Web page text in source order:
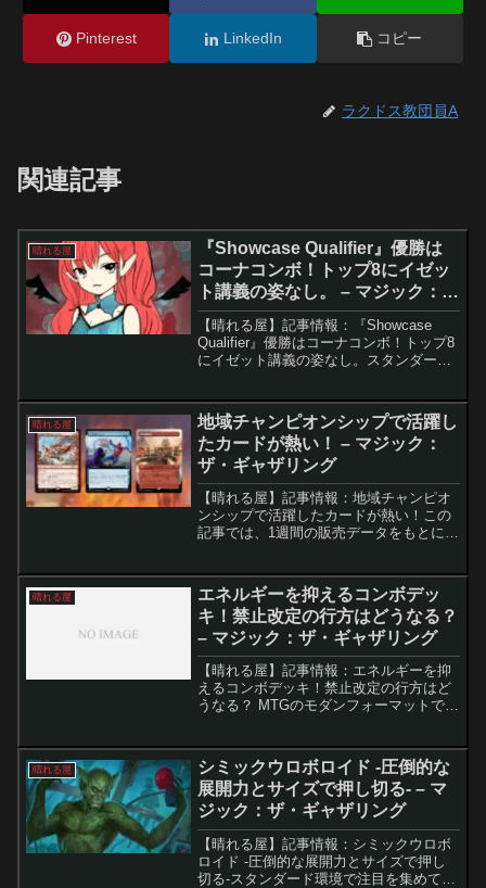
Pinterest LinkedIn コピー
ラクドス教団員A
関連記事
晴れる屋
『Showcase Qualifier』優勝は
コーナコンボ！トップ8にイゼッ
ト講義の姿なし。 – マジック：
ザ・ギャザリング
【晴れる屋】記事情報：『Showcase
Qualifier』優勝はコーナコンボ！トップ8
にイゼット講義の姿なし。スタンダード
『Standard Showcase Quali...
晴れる屋
地域チャンピオンシップで活躍し
たカードが熱い！ – マジック：
ザ・ギャザリング
【晴れる屋】記事情報：地域チャンピオ
ンシップで活躍したカードが熱い！この
記事では、1週間の販売データをもとに、
直近の大会で活躍したカードが特に人気
を集めました。要点ま...
晴れる屋
エネルギーを抑えるコンボデッ
キ！禁止改定の行方はどうなる？
– マジック：ザ・ギャザリング
【晴れる屋】記事情報：エネルギーを抑
えるコンボデッキ！禁止改定の行方はど
うなる？ MTGのモダンフォーマットで
ています。今月行われた『Modern
Showcase Qu...
晴れる屋
シミックウロボロイド -圧倒的な
展開力とサイズで押し切る- – マ
ジック：ザ・ギャザリング
【晴れる屋】記事情報：シミックウロボ
ロイド -圧倒的な展開力とサイズで押し
切る-スタンダード環境で注目を集めてい